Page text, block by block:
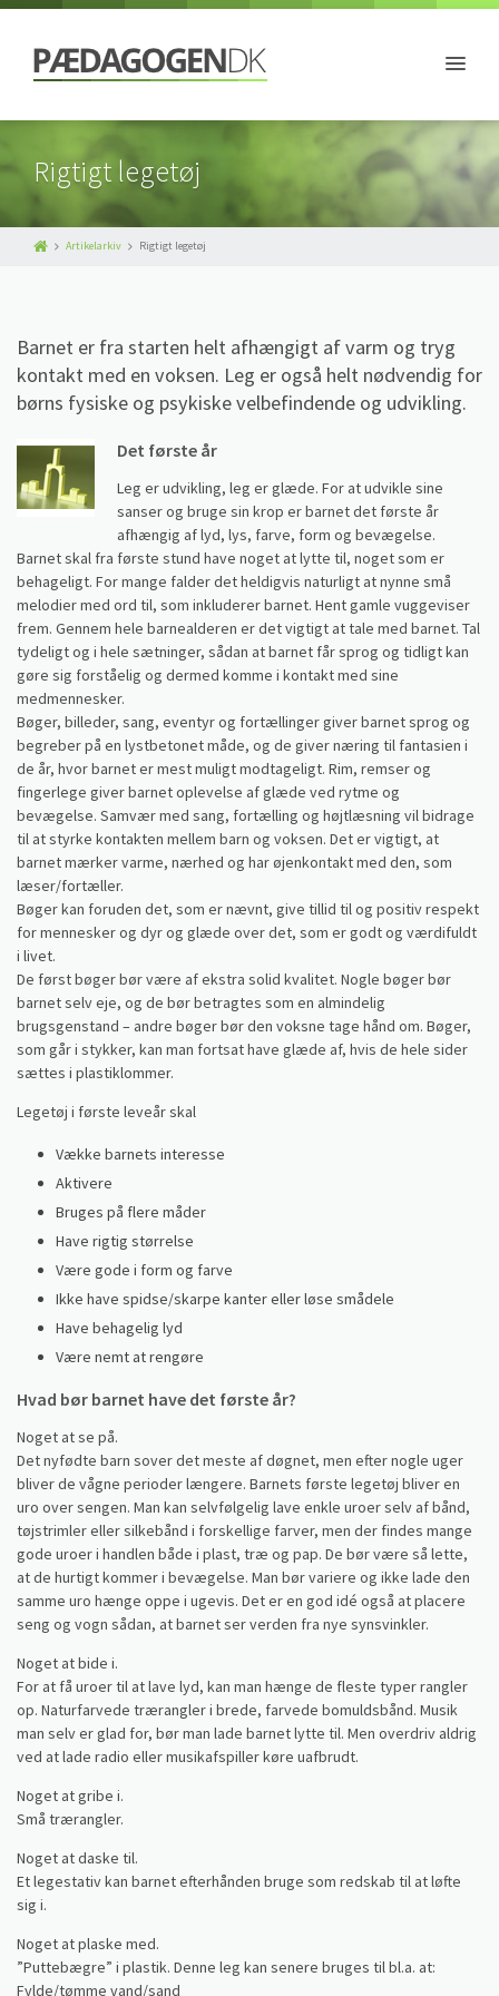
Rigtigt legetøj
Artikelarkiv Rigtigt legetøj
Barnet er fra starten helt afhængigt af varm og tryg
kontakt med en voksen. Leg er også helt nødvendig for
børns fysiske og psykiske velbefindende og udvikling.
Det første år
Leg er udvikling, leg er glæde. For at udvikle sine
sanser og bruge sin krop er barnet det første år
afhængig af lyd, lys, farve, form og bevægelse.
Barnet skal fra første stund have noget at lytte til, noget som er
behageligt. For mange falder det heldigvis naturligt at nynne små
melodier med ord til, som inkluderer barnet. Hent gamle vuggeviser
frem. Gennem hele barnealderen er det vigtigt at tale med barnet. Tal
tydeligt og i hele sætninger, sådan at barnet får sprog og tidligt kan
gøre sig forståelig og dermed komme i kontakt med sine
medmennesker.
Bøger, billeder, sang, eventyr og fortællinger giver barnet sprog og
begreber på en lystbetonet måde, og de giver næring til fantasien i
de år, hvor barnet er mest muligt modtageligt. Rim, remser og
fingerlege giver barnet oplevelse af glæde ved rytme og
bevægelse. Samvær med sang, fortælling og højtlæsning vil bidrage
til at styrke kontakten mellem barn og voksen. Det er vigtigt, at
barnet mærker varme, nærhed og har øjenkontakt med den, som
læser/fortæller.
Bøger kan foruden det, som er nævnt, give tillid til og positiv respekt
for mennesker og dyr og glæde over det, som er godt og værdifuldt
i livet.
De først bøger bør være af ekstra solid kvalitet. Nogle bøger bør
barnet selv eje, og de bør betragtes som en almindelig
brugsgenstand – andre bøger bør den voksne tage hånd om. Bøger,
som går i stykker, kan man fortsat have glæde af, hvis de hele sider
sættes i plastiklommer.
Legetøj i første leveår skal
Vække barnets interesse
Aktivere
Bruges på flere måder
Have rigtig størrelse
Være gode i form og farve
Ikke have spidse/skarpe kanter eller løse smådele
Have behagelig lyd
Være nemt at rengøre
Hvad bør barnet have det første år?
Noget at se på.
Det nyfødte barn sover det meste af døgnet, men efter nogle uger
bliver de vågne perioder længere. Barnets første legetøj bliver en
uro over sengen. Man kan selvfølgelig lave enkle uroer selv af bånd,
tøjstrimler eller silkebånd i forskellige farver, men der findes mange
gode uroer i handlen både i plast, træ og pap. De bør være så lette,
at de hurtigt kommer i bevægelse. Man bør variere og ikke lade den
samme uro hænge oppe i ugevis. Det er en god idé også at placere
seng og vogn sådan, at barnet ser verden fra nye synsvinkler.
Noget at bide i.
For at få uroer til at lave lyd, kan man hænge de fleste typer rangler
op. Naturfarvede trærangler i brede, farvede bomuldsbånd. Musik
man selv er glad for, bør man lade barnet lytte til. Men overdriv aldrig
ved at lade radio eller musikafspiller køre uafbrudt.
Noget at gribe i.
Små trærangler.
Noget at daske til.
Et legestativ kan barnet efterhånden bruge som redskab til at løfte
sig i.
Noget at plaske med.
”Puttebægre” i plastik. Denne leg kan senere bruges til bl.a. at:
Fylde/tømme vand/sand